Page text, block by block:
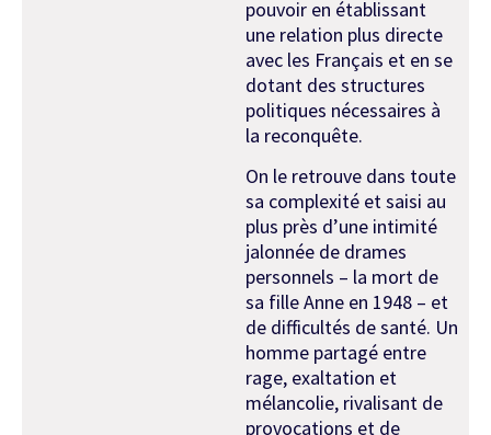
pouvoir en établissant
une relation plus directe
avec les Français et en se
dotant des structures
politiques nécessaires à
la reconquête.
On le retrouve dans toute
sa complexité et saisi au
plus près d’une intimité
jalonnée de drames
personnels – la mort de
sa fille Anne en 1948 – et
de difficultés de santé. Un
homme partagé entre
rage, exaltation et
mélancolie, rivalisant de
provocations et de